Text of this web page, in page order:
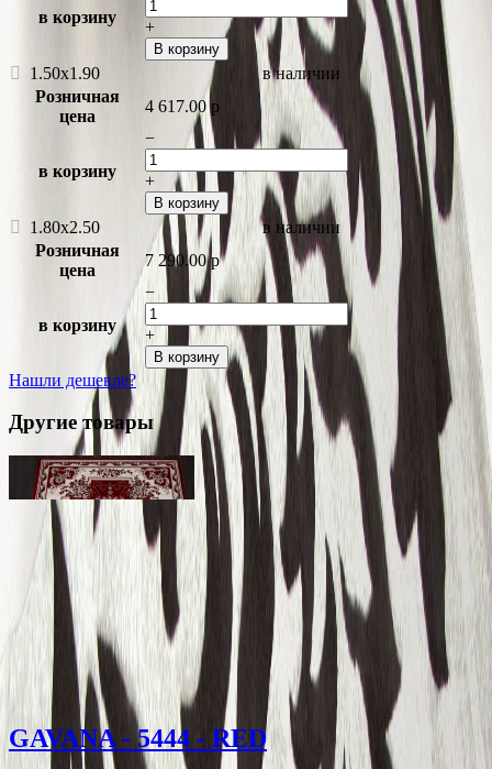
в корзину
+
В корзину
1.50x1.90
в наличии
Розничная
цена
4 617.00p
в корзину
−
+
В корзину
1.80x2.50
в наличии
Розничная
цена
7 290.00p
в корзину
−
+
В корзину
Нашли дешевле?
Другие товары
GAVANA - 5444 - RED